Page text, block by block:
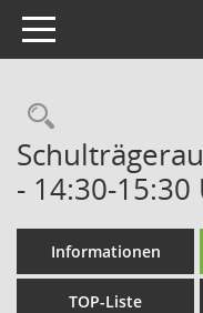
Toggle navigation
- 14:30-15:30
Informationen
TOP-Liste